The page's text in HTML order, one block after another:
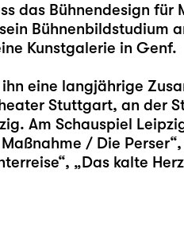
das Bühnendesign für
Bühnenbildstudium
Kunstgalerie in Genf.
eine langjährige
Stuttgart, an der
Am Schauspiel
/ Die Perser
“, „Das kalte Herz